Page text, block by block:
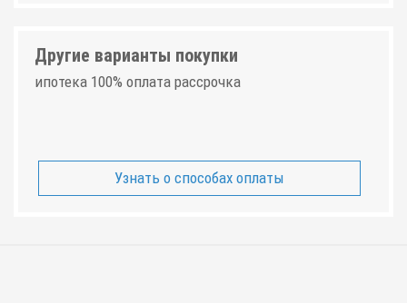
Другие варианты покупки
ипотека 100% оплата рассрочка
Узнать о способах оплаты